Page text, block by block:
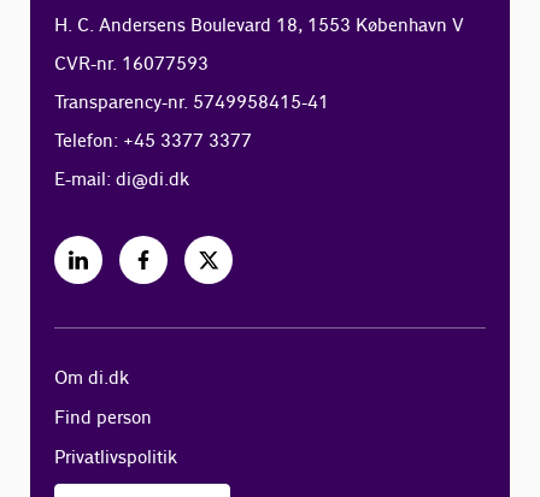
H. C. Andersens Boulevard 18, 1553 København V
CVR-nr. 16077593
Transparency-nr. 5749958415-41
Telefon: +45 3377 3377
E-mail:di@di.dk
Om di.dk
Find person
Privatlivspolitik